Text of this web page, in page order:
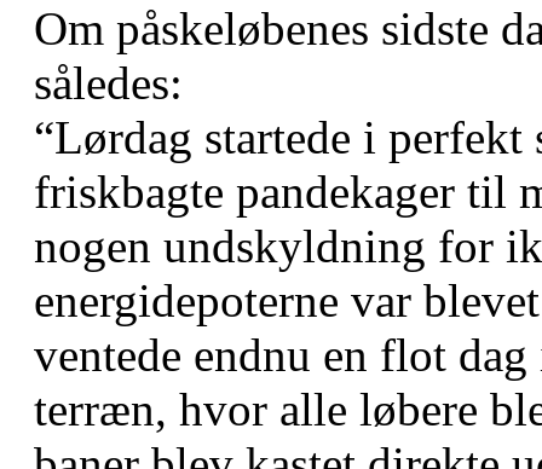
Om påskeløbenes sidste
således:
“Lørdag startede i
friskbagte pandekager til
nogen undskyldning for
energidepoterne var
ventede endnu en flot
terræn, hvor alle løbere